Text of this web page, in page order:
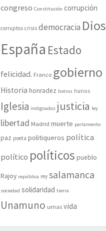
congreso Constitución corrupción
corruptos crisis democracia Dios
España Estado
felicidad. Franco gobierno
Historia honradez hotros hunos
Iglesia indignados justicia ley
libertad Madrid muerte parlamento
paz poeta politiqueros política
político políticos pueblo
Rajoy república rey salamanca
sociedad solidaridad tierra
Unamuno urnas vida